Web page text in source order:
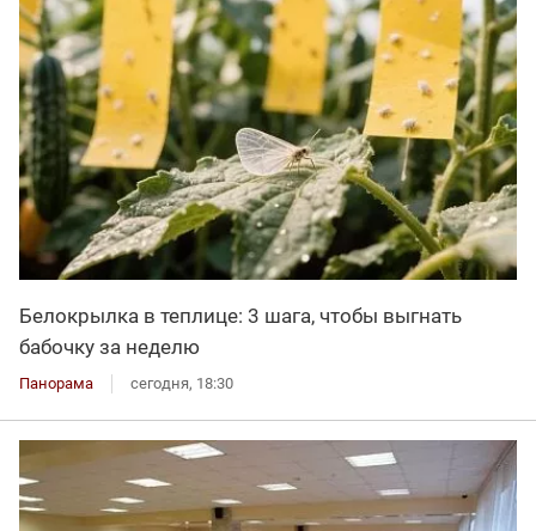
Белокрылка в теплице: 3 шага, чтобы выгнать
бабочку за неделю
Панорама сегодня, 18:30